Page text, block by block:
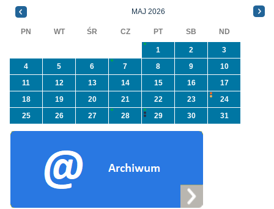
MAJ 2026
PN WT ŚR CZ PT SB ND
1 2
3
4
5 6 7 8 9
10
11
12 13 14 15 16
17
18
19 20 21 22 23
24
25
26 27 28 29 30 31